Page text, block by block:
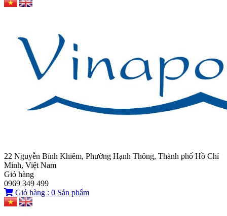
22 Nguyễn Bỉnh Khiêm, Phường Hạnh Thông, Thành phố Hồ Chí
Minh, Việt Nam
Giỏ hàng
0969 349 499
Giỏ hàng : 0 Sản phẩm